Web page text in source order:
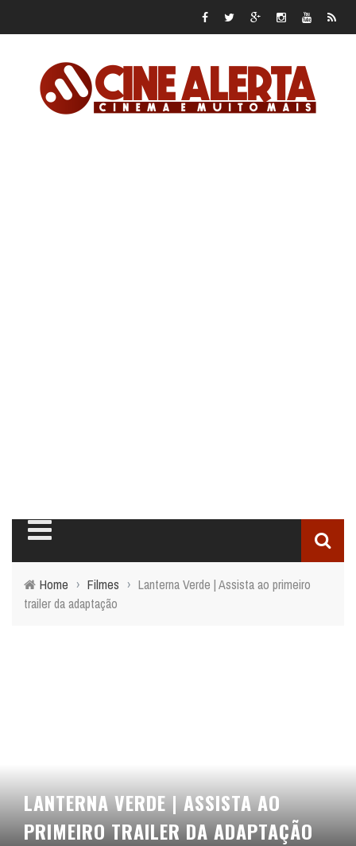
Home › Filmes › Lanterna Verde | Assista ao primeiro
trailer da adaptação
LANTERNA VERDE | ASSISTA AO
PRIMEIRO TRAILER DA ADAPTAÇÃO